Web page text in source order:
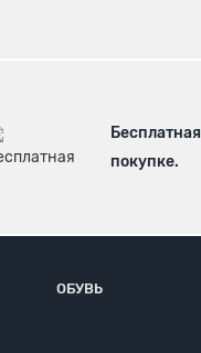
Бесплатная
покупке.
ОБУВЬ